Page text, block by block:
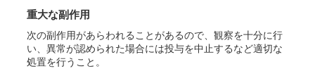
重大な副作用
次の副作用があらわれることがあるので、観察を十分に行
い、異常が認められた場合には投与を中止するなど適切な
処置を行うこと。